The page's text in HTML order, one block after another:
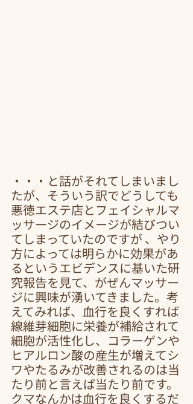
・・・と話がそれてしまいまし
たが、そういう訳でどうしても
悪徳エステ店とフェイシャルマ
ッサージのイメージが結びつい
てしまっていたのですが 、やり
方によっては明らかに効果があ
るというエビデンスに基いた研
究報告を見て、がぜんマッサー
ジに興味が湧いてきました。考
えてみれば、血行を良くすれば
線維芽細胞に栄養が補給されて
細胞が活性化し、コラーゲンや
ヒアルロン酸の産生が増えてシ
ワやたるみが改善されるのは当
たり前と言えば当たり前です。
クマなんかは血行を良くするだ